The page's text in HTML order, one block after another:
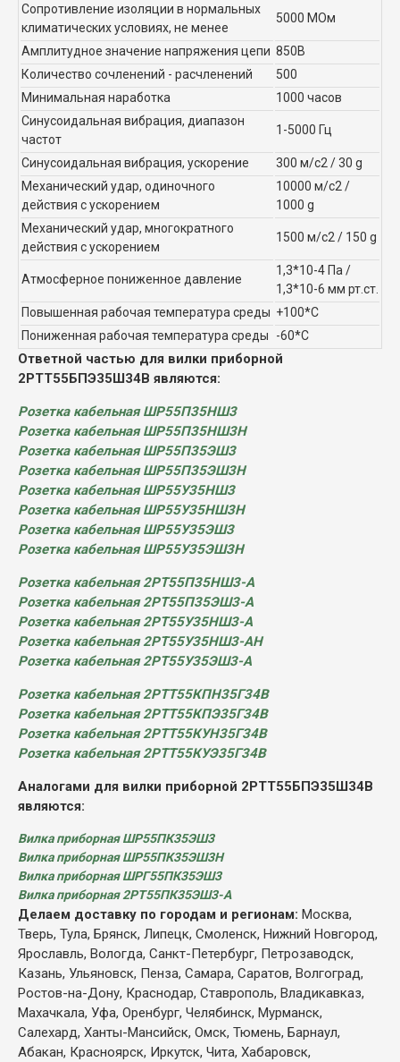
Сопротивление изоляции в нормальных
климатических условиях, не менее
5000 МОм
Амплитудное значение напряжения цепи 850В
Количество сочленений - расчленений
500
Минимальная наработка
1000 часов
Синусоидальная вибрация, диапазон
частот
1-5000 Гц
Синусоидальная вибрация, ускорение
300 м/с2 / 30 g
Механический удар, одиночного
действия с ускорением
10000 м/с2 /
1000 g
Механический удар, многократного
действия с ускорением
1500 м/с2 / 150 g
Атмосферное пониженное давление
1,3*10-4 Па /
1,3*10-6 мм рт.ст.
Повышенная рабочая температура среды +100*С
Пониженная рабочая температура среды
-60*С
Ответной частью для вилки приборной
2РТТ55БПЭ35Ш34В являются:
Розетка кабельная ШР55П35НШ3
Розетка кабельная ШР55П35НШ3Н
Розетка кабельная ШР55П35ЭШ3
Розетка кабельная ШР55П35ЭШ3Н
Розетка кабельная ШР55У35НШ3
Розетка кабельная ШР55У35НШ3Н
Розетка кабельная ШР55У35ЭШ3
Розетка кабельная ШР55У35ЭШ3Н
Розетка кабельная 2РТ55П35НШ3-А
Розетка кабельная 2РТ55П35ЭШ3-А
Розетка кабельная 2РТ55У35НШ3-А
Розетка кабельная 2РТ55У35НШ3-АН
Розетка кабельная 2РТ55У35ЭШ3-А
Розетка кабельная 2РТТ55КПН35Г34В
Розетка кабельная 2РТТ55КПЭ35Г34В
Розетка кабельная 2РТТ55КУН35Г34В
Розетка кабельная 2РТТ55КУЭ35Г34В
Аналогами для вилки приборной 2РТТ55БПЭ35Ш34В
являются:
Вилка приборная ШР55ПК35ЭШ3
Вилка приборная ШР55ПК35ЭШ3Н
Вилка приборная ШРГ55ПК35ЭШ3
Вилка приборная 2РТ55ПК35ЭШ3-А
Делаем доставку по городам и регионам: Москва,
Тверь, Тула, Брянск, Липецк, Смоленск, Нижний Новгород,
Ярославль, Вологда, Санкт-Петербург, Петрозаводск,
Казань, Ульяновск, Пенза, Самара, Саратов, Волгоград,
Ростов-на-Дону, Краснодар, Ставрополь, Владикавказ,
Махачкала, Уфа, Оренбург, Челябинск, Мурманск,
Салехард, Ханты-Мансийск, Омск, Тюмень, Барнаул,
Абакан, Красноярск, Иркутск, Чита, Хабаровск,